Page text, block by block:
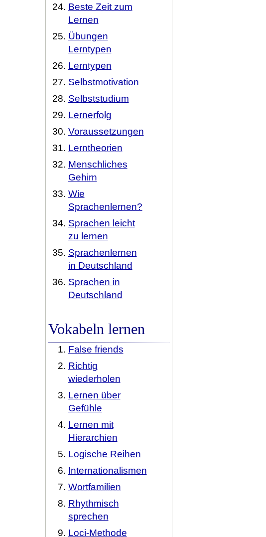
Beste Zeit zum
Lernen
Übungen
Lerntypen
Lerntypen
Selbstmotivation
Selbststudium
Lernerfolg
Voraussetzungen
Lerntheorien
Menschliches
Gehirn
Wie
Sprachenlernen?
Sprachen leicht
zu lernen
Sprachenlernen
in Deutschland
Sprachen in
Deutschland
Vokabeln lernen
False friends
Richtig
wiederholen
Lernen über
Gefühle
Lernen mit
Hierarchien
Logische Reihen
Internationalismen
Wortfamilien
Rhythmisch
sprechen
Loci-Methode